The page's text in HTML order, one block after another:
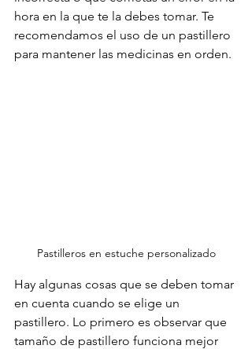
hora en la que te la debes tomar. Te
recomendamos el uso de un pastillero
para mantener las medicinas en orden.
Pastilleros en estuche personalizado
Hay algunas cosas que se deben tomar
en cuenta cuando se elige un
pastillero. Lo primero es observar que
tamaño de pastillero funciona mejor